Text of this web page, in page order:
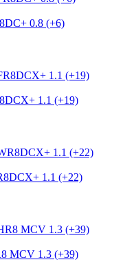
0.8 (+6)
1.1 (+19)
1.1 (+22)
MCV 1.3 (+39)